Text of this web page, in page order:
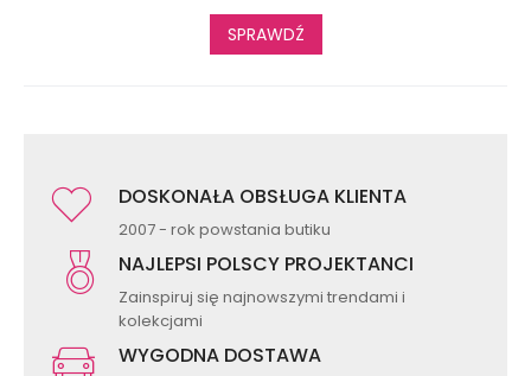
SPRAWDŹ
DOSKONAŁA OBSŁUGA KLIENTA
2007 - rok powstania butiku
NAJLEPSI POLSCY PROJEKTANCI
Zainspiruj się najnowszymi trendami i
kolekcjami
WYGODNA DOSTAWA